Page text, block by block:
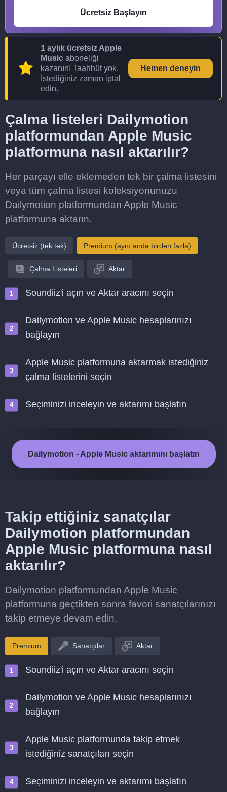
Ücretsiz Başlayın
1 aylık ücretsiz Apple
Music aboneliği
kazanın! Taahhüt yok.
İstediğiniz zaman iptal
edin.
Hemen deneyin
Çalma listeleri Dailymotion
platformundan Apple Music
platformuna nasıl aktarılır?
Her parçayı elle eklemeden tek bir çalma listesini
veya tüm çalma listesi koleksiyonunuzu
Dailymotion platformundan Apple Music
platformuna aktarın.
Ücretsiz (tek tek) Premium (aynı anda birden fazla)
Çalma Listeleri Aktar
Soundiiz'i açın ve Aktar aracını seçin
Dailymotion ve Apple Music hesaplarınızı
bağlayın
Apple Music platformuna aktarmak istediğiniz
çalma listelerini seçin
Seçiminizi inceleyin ve aktarımı başlatın
Dailymotion - Apple Music aktarımını başlatın
Takip ettiğiniz sanatçılar
Dailymotion platformundan
Apple Music platformuna nasıl
aktarılır?
Dailymotion platformundan Apple Music
platformuna geçtikten sonra favori sanatçılarınızı
takip etmeye devam edin.
Premium Sanatçılar Aktar
Soundiiz'i açın ve Aktar aracını seçin
Dailymotion ve Apple Music hesaplarınızı
bağlayın
Apple Music platformunda takip etmek
istediğiniz sanatçıları seçin
Seçiminizi inceleyin ve aktarımı başlatın